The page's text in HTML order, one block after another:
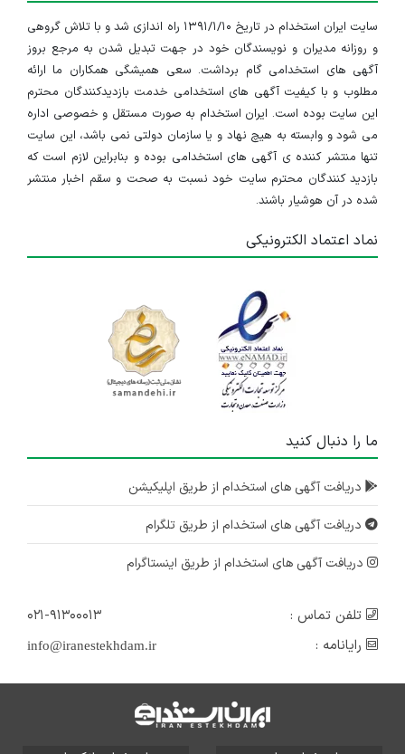
سایت ایران استخدام در تاریخ ۱۳۹۱/۱/۱۰ راه اندازی شد و با تلاش گروهی
و روزانه مدیران و نویسندگان خود در جهت تبدیل شدن به مرجع بروز
آگهی های استخدامی گام برداشت. سعی همیشگی همکاران ما ارائه
مطلوب و با کیفیت آگهی های استخدامی خدمت بازدیدکنندگان محترم
این سایت بوده است. ایران استخدام به صورت مستقل و خصوصی اداره
می شود و وابسته به هیچ نهاد و یا سازمان دولتی نمی باشد، این سایت
تنها منتشر کننده ی آگهی های استخدامی بوده و بنابراین لازم است که
بازدید کنندگان محترم سایت خود نسبت به صحت و سقم اخبار منتشر
شده در آن هوشیار باشند.
نماد اعتماد الکترونیکی
ما را دنبال کنید
دریافت آگهی های استخدام از طریق اپلیکیشن
دریافت آگهی های استخدام از طریق تلگرام
دریافت آگهی های استخدام از طریق اینستاگرام
تلفن تماس :
۰۲۱-۹۱۳۰۰۰۱۳
رایانامه :
info@iranestekhdam.ir